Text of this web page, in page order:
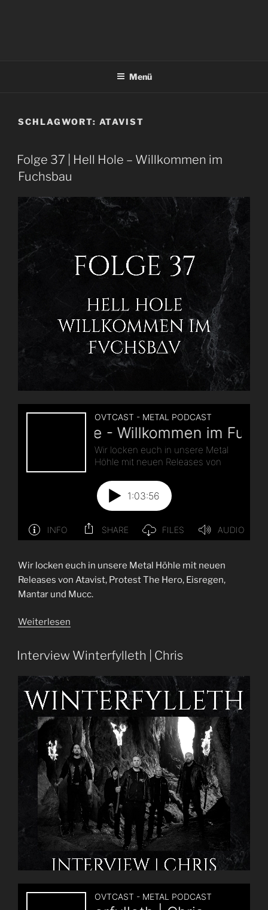
Menü
SCHLAGWORT: ATAVIST
Folge 37 | Hell Hole – Willkommen im
Fuchsbau
Wir locken euch in unsere Metal Höhle mit neuen
Releases von Atavist, Protest The Hero, Eisregen,
Mantar und Mucc.
Weiterlesen
Interview Winterfylleth | Chris